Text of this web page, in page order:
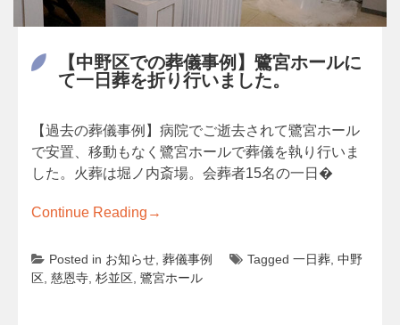
【中野区での葬儀事例】鷺宮ホールに
て一日葬を折り行いました。
【過去の葬儀事例】病院でご逝去されて鷺宮ホール
で安置、移動もなく鷺宮ホールで葬儀を執り行いま
した。火葬は堀ノ内斎場。会葬者15名の一日�
Continue Reading →
Posted in お知らせ 葬儀事例 Tagged 一日葬 中野
区 慈恩寺 杉並区 鷺宮ホール